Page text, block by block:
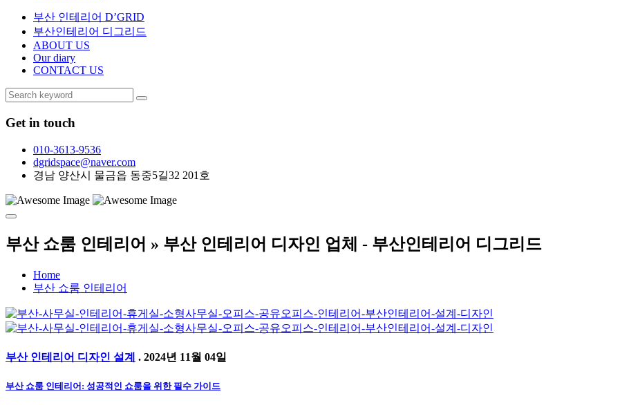
부산 인테리어 D’GRID
부산인테리어 디그리드
ABOUT US
Our diary
CONTACT US
Get in touch
010-3613-9536
dgridspace@naver.com
경남 양산시 물금읍 동중5길32 201호
부산 쇼룸 인테리어 » 부산 인테리어 디자인 업체 - 부산인테리어 디그리드
Home
부산 쇼룸 인테리어
부산 인테리어 디자인 설계 . 2024년 11월 04일
부산 쇼룸 인테리어: 성공적인 쇼룸을 위한 필수 가이드